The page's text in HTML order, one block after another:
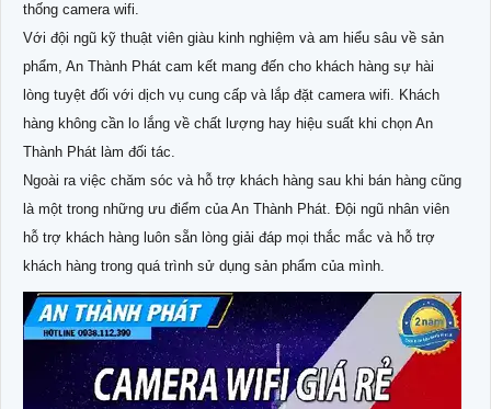
thống camera wifi.
Với đội ngũ kỹ thuật viên giàu kinh nghiệm và am hiểu sâu về sản
phẩm, An Thành Phát cam kết mang đến cho khách hàng sự hài
lòng tuyệt đối với dịch vụ cung cấp và lắp đặt camera wifi. Khách
hàng không cần lo lắng về chất lượng hay hiệu suất khi chọn An
Thành Phát làm đối tác.
Ngoài ra việc chăm sóc và hỗ trợ khách hàng sau khi bán hàng cũng
là một trong những ưu điểm của An Thành Phát. Đội ngũ nhân viên
hỗ trợ khách hàng luôn sẵn lòng giải đáp mọi thắc mắc và hỗ trợ
khách hàng trong quá trình sử dụng sản phẩm của mình.